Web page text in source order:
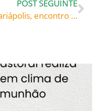
POST SEGUINTE
Mariápolis, encontro do povo de Deus – Conheça um pouco mais – E venha participar!